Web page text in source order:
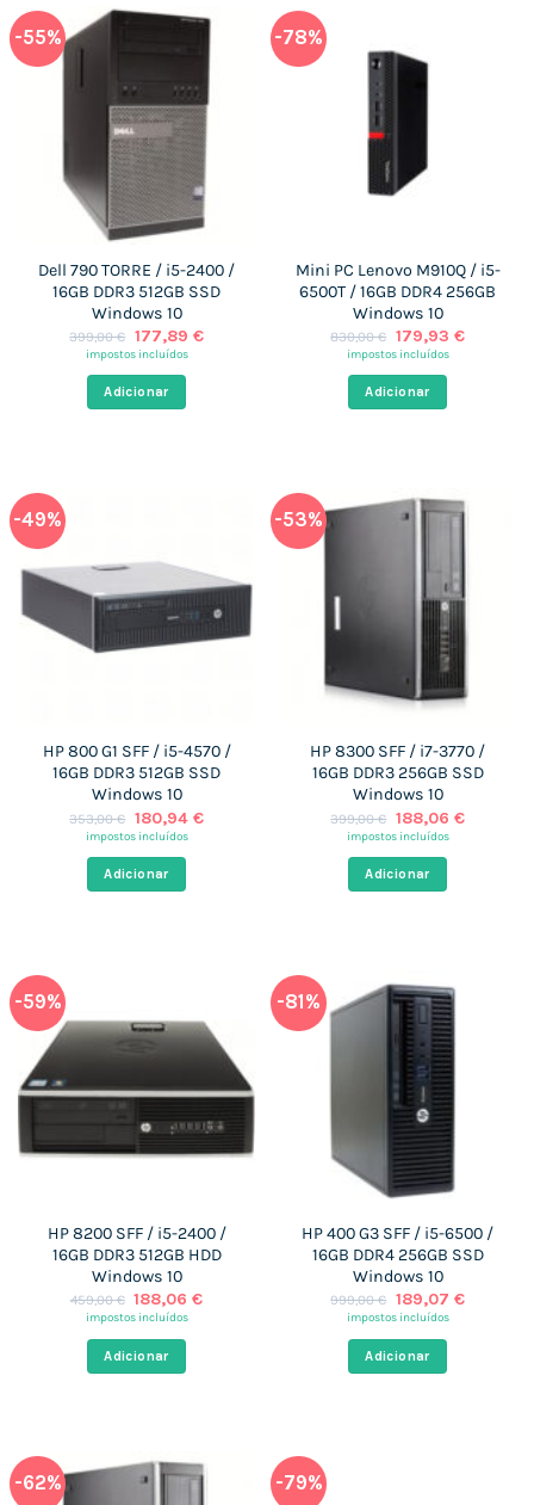
-55%
Dell 790 TORRE / i5-2400 /
16GB DDR3 512GB SSD
Windows 10
399,00€ O
preço
era:
399,00 €.
177,89 €O
impostos incluídos
Adicionar
-78%
Mini PC Lenovo M910Q / i5-
6500T / 16GB DDR4 256GB
Windows 10
830,00€ O
preço
era:
830,00 €.
179,93 €O
impostos incluídos
Adicionar
-49%
HP 800 G1 SFF / i5-4570 /
16GB DDR3 512GB SSD
Windows 10
353,00€ O
preço
era:
353,00 €.
180,94 €O
impostos incluídos
Adicionar
-53%
HP 8300 SFF / i7-3770 /
16GB DDR3 256GB SSD
Windows 10
399,00€ O
preço
era:
399,00 €.
188,06 €O
impostos incluídos
Adicionar
-59%
HP 8200 SFF / i5-2400 /
16GB DDR3 512GB HDD
Windows 10
459,00€ O
preço
era:
459,00 €.
188,06€O
impostos incluídos
Adicionar
-81%
HP 400 G3 SFF / i5-6500 /
16GB DDR4 256GB SSD
Windows 10
999,00€ O
preço
era:
999,00 €.
189,07 €O
impostos incluídos
Adicionar
-62% -79%